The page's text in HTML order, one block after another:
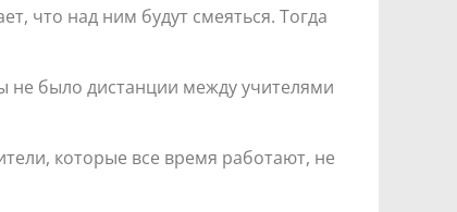
что над ним будут смеяться. Тогда
не было дистанции между учителями
которые все время работают, не